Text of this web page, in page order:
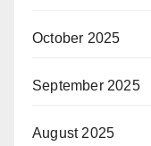
October 2025
September 2025
August 2025